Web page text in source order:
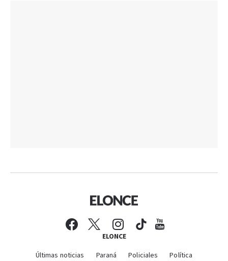
ELONCE
Últimas noticias Paraná Policiales Política